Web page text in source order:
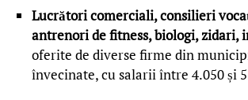
Lucrători comerciali, consilieri
antrenori de fitness, biologi, zidari,
oferite de diverse firme din
învecinate, cu salarii între 4.050 și